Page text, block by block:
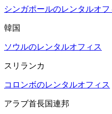
シンガポールのレンタルオフ
韓国
ソウルのレンタルオフィス
スリランカ
コロンボのレンタルオフィス
アラブ首長国連邦